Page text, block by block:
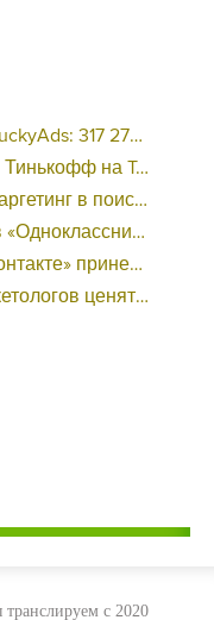
10 дней - «Надо знать»
ERC20 (USDT)?
Google Ads - «Заработок»
и нужно ли - «Заработок»
по цене 38 рублей - «Заработок»
- «Заработок»
с 2020